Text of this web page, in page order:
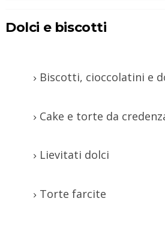
Dolci e biscotti
Biscotti, cioccolatini e
Cake e torte da
Lievitati dolci
Torte farcite